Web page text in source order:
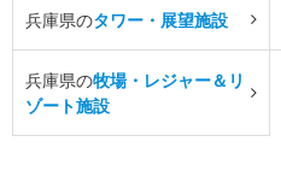
兵庫県のタワー・展望施設
兵庫県の牧場・レジャー＆リ
ゾート施設